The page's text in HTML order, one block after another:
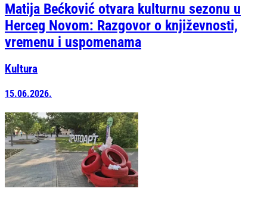
Matija Bećković otvara kulturnu sezonu u
Herceg Novom: Razgovor o književnosti,
vremenu i uspomenama
Kultura
15.06.2026.